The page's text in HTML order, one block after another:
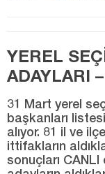
MUTKİ
OVAKIŞLA
TATVAN
YOLALAN
Bolu
Burdur
YEREL
ADAYLARI
31 Mart yerel
başkanları
alıyor. 81 il ve
ittifakların
sonuçları